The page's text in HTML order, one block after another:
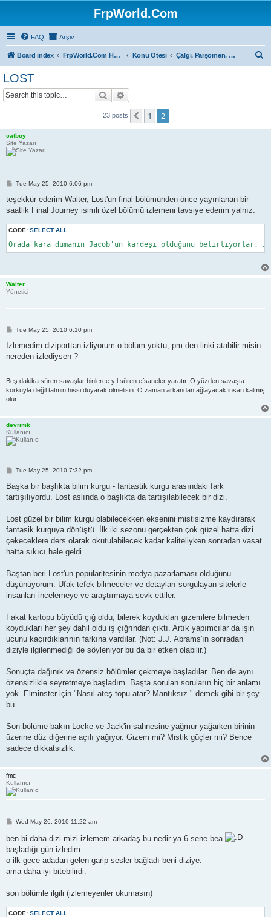
FrpWorld.Com
FAQ Arşiv
Board index FrpWorld.Com Hakkında Konu Ötesi Çalgı, Parşömen, Sahne...
LOST
Search
23 posts Previous
1 2
catboy
Site Yazarı
P
s
t
Tue May 25, 2010 6:06 pm
teşekkür ederim Walter, Lost'un final bölümünden önce yayınlanan bir
saatlik Final Journey isimli özel bölümü izlemeni tavsiye ederim yalnız.
CODE: SELECT ALL
Orada kara dumanın Jacob'un kardeşi olduğunu belirtiyorlar,
Walter
Yönetici
P
s
Tue May 25, 2010 6:10 pm
İzlemedim diziporttan izliyorum o bölüm yoktu, pm den linki atabilir misin
nereden izlediysen ?
Beş dakika süren savaşlar binlerce yıl süren efsaneler yaratır. O yüzden savaşta
korkuyla değil tatmin hissi duyarak ölmelisin. O zaman arkandan ağlayacak insan kalmış
olur.
devrimk
Kullanıcı
P
s
Tue May 25, 2010 7:32 pm
Başka bir başlıkta bilim kurgu - fantastik kurgu arasındaki fark
tartışılıyordu. Lost aslında o başlıkta da tartışılabilecek bir dizi.
Lost güzel bir bilim kurgu olabilecekken eksenini mistisizme kaydırarak
fantasik kurguya dönüştü. İlk iki sezonu gerçekten çok güzel hatta dizi
çekeceklere ders olarak okutulabilecek kadar kaliteliyken sonradan vasat
hatta sıkıcı hale geldi.
Baştan beri Lost'un popülaritesinin medya pazarlaması olduğunu
düşünüyorum. Ufak tefek bilmeceler ve detayları sorgulayan sitelerle
insanları incelemeye ve araştırmaya sevk ettiler.
Fakat kartopu büyüdü çığ oldu, bilerek koydukları gizemlere bilmeden
koydukları her şey dahil oldu iş çığrından çıktı. Artık yapımcılar da işin
ucunu kaçırdıklarının farkına vardılar. (Not: J.J. Abrams'ın sonradan
diziyle ilgilenmediği de söyleniyor bu da bir etken olabilir.)
Sonuçta dağınık ve özensiz bölümler çekmeye başladılar. Ben de aynı
özensizlikle seyretmeye başladım. Başta sorulan soruların hiç bir anlamı
yok. Elminster için "Nasıl ateş topu atar? Mantıksız." demek gibi bir şey
bu.
Son bölüme bakın Locke ve Jack'in sahnesine yağmur yağarken birinin
üzerine düz diğerine açılı yağıyor. Gizem mi? Mistik güçler mi? Bence
sadece dikkatsizlik.
fmc
Kullanıcı
P
t
Wed May 26, 2010 11:22 am
ben bi daha dizi mizi izlemem arkadaş bu nedir ya 6 sene bea
başladığı gün izledim.
o ilk gece adadan gelen garip sesler bağladı beni diziye.
ama daha iyi bitebilirdi.
son bölümle ilgili (izlemeyenler okumasın)
CODE: SELECT ALL